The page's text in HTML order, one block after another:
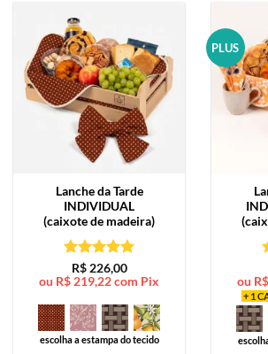
Lanche da Tarde
INDIVIDUAL
(caixote de madeira)
Avaliação5
de 5
R$226,00
ou R$ 219,22com Pix
escolha a estampa do tecido
PLUS
ou R$
+ 1